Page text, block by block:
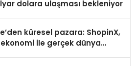
dolara ulaşması bekleniyor
küresel pazara: ShopinX,
ile gerçek dünya